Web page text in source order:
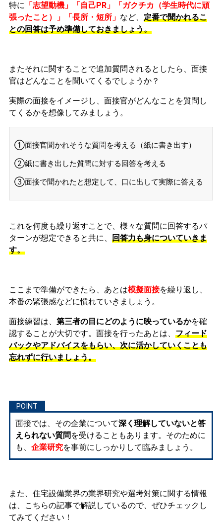
特に 「志望動機」「自己PR」「ガクチカ（学生時代に頑
張ったこと）」「長所・短所」 など、 定番で聞かれるこ
との回答は予め準備しておきましょう。
またそれに関することで追加質問されるとしたら、面接
官はどんなことを聞いてくるでしょうか？
実際の面接をイメージし、面接官がどんなことを質問し
てくるかを想像してみましょう。
①面接官聞かれそうな質問を考える（紙に書き出す）
②紙に書き出した質問に対する回答を考える
③面接で聞かれたと想定して、口に出して実際に答える
これを何度も繰り返すことで、様々な質問に回答するパ
ターンが想定できると共に、 回答力も身についていきま
す。
ここまで準備ができたら、あとは模擬面接を繰り返し、
本番の緊張感などに慣れていきましょう。
面接練習は、 第三者の目にどのように映っているかを確
認することが大切です。面接を行ったあとは、 フィード
バックやアドバイスをもらい、次に活かしていくことも
忘れずに行いましょう。
面接では、その企業について深く理解していないと答
えられない質問 を受けることもあります。そのために
も、 企業研究を事前にしっかりして臨みましょう。
また、住宅設備業界の業界研究や選考対策に関する情報
は、こちらの記事で解説しているので、ぜひチェックし
てみてください！